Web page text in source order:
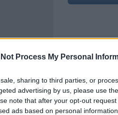
Not Process My Personal
sharing to third parties, or
advertising by us, please use
note that after your opt-out
ads based on personal